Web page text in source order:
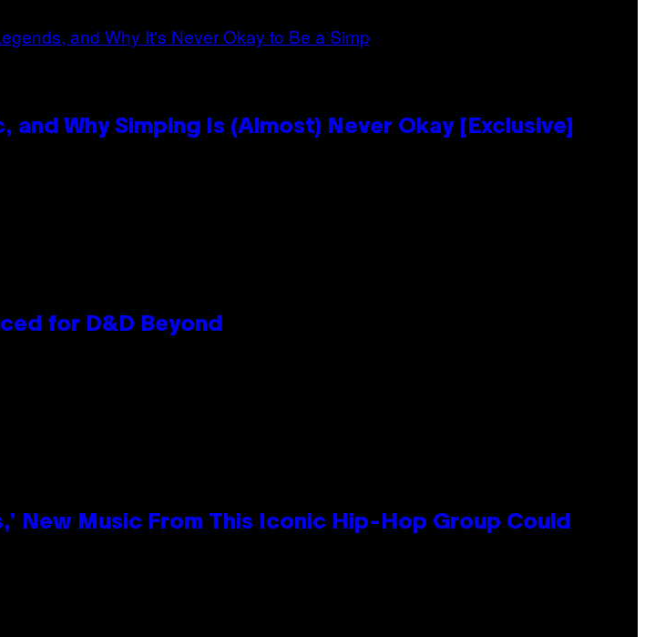
Why Simping Is (Almost) Never Okay [Exclusive]
for D&D Beyond
New Music From This Iconic Hip-Hop Group Could